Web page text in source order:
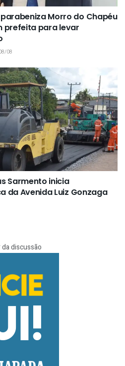
Morro do Chapéu
prefeita para levar
08
Sarmento inicia
da Avenida Luiz Gonzaga
discussão